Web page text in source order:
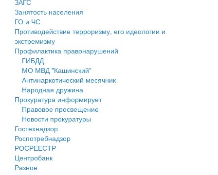
Оценка регулирующего воздействия
Деятельность МУ
Нормативы градостроительного проектирования
Правила землепользования и застройки
Генеральные планы
Проекты планировки территории
Собрание депутатов
Городское поселение
Занятость населения
ГО и ЧС
Противодействие терроризму, его идеологии и
экстремизму
Профилактика правонарушений
ГИБДД
МО МВД "Кашинский"
Антинаркотический месячник
Народная дружина
Прокуратура информирует
Правовое просвещение
Новости прокуратуры
Гостехнадзор
Роспотребнадзор
РОСРЕЕСТР
Центробанк
Разное